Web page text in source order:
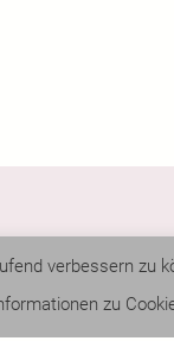
verbessern zu
zu